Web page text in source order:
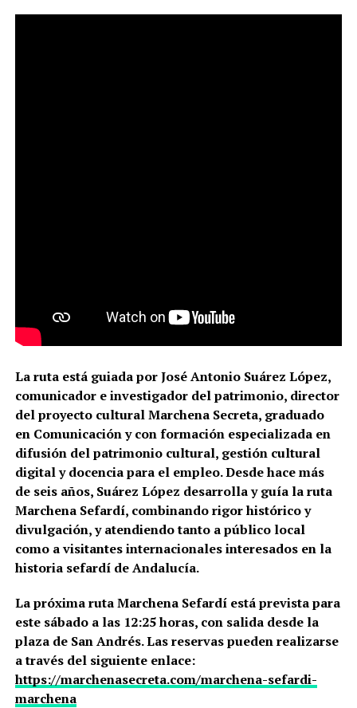
La ruta está guiada por José Antonio Suárez López,
comunicador e investigador del patrimonio, director
del proyecto cultural Marchena Secreta, graduado
en Comunicación y con formación especializada en
difusión del patrimonio cultural, gestión cultural
digital y docencia para el empleo. Desde hace más
de seis años, Suárez López desarrolla y guía la ruta
Marchena Sefardí, combinando rigor histórico y
divulgación, y atendiendo tanto a público local
como a visitantes internacionales interesados en la
historia sefardí de Andalucía.
La próxima ruta Marchena Sefardí está prevista para
este sábado a las 12:25 horas, con salida desde la
plaza de San Andrés. Las reservas pueden realizarse
a través del siguiente enlace:
https://marchenasecreta.com/marchena-sefardi-
marchena